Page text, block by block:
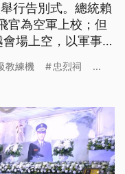
行告別式。總統賴
官為空軍上校；但
場上空，以軍事傳
教練機 忠烈祠 ...